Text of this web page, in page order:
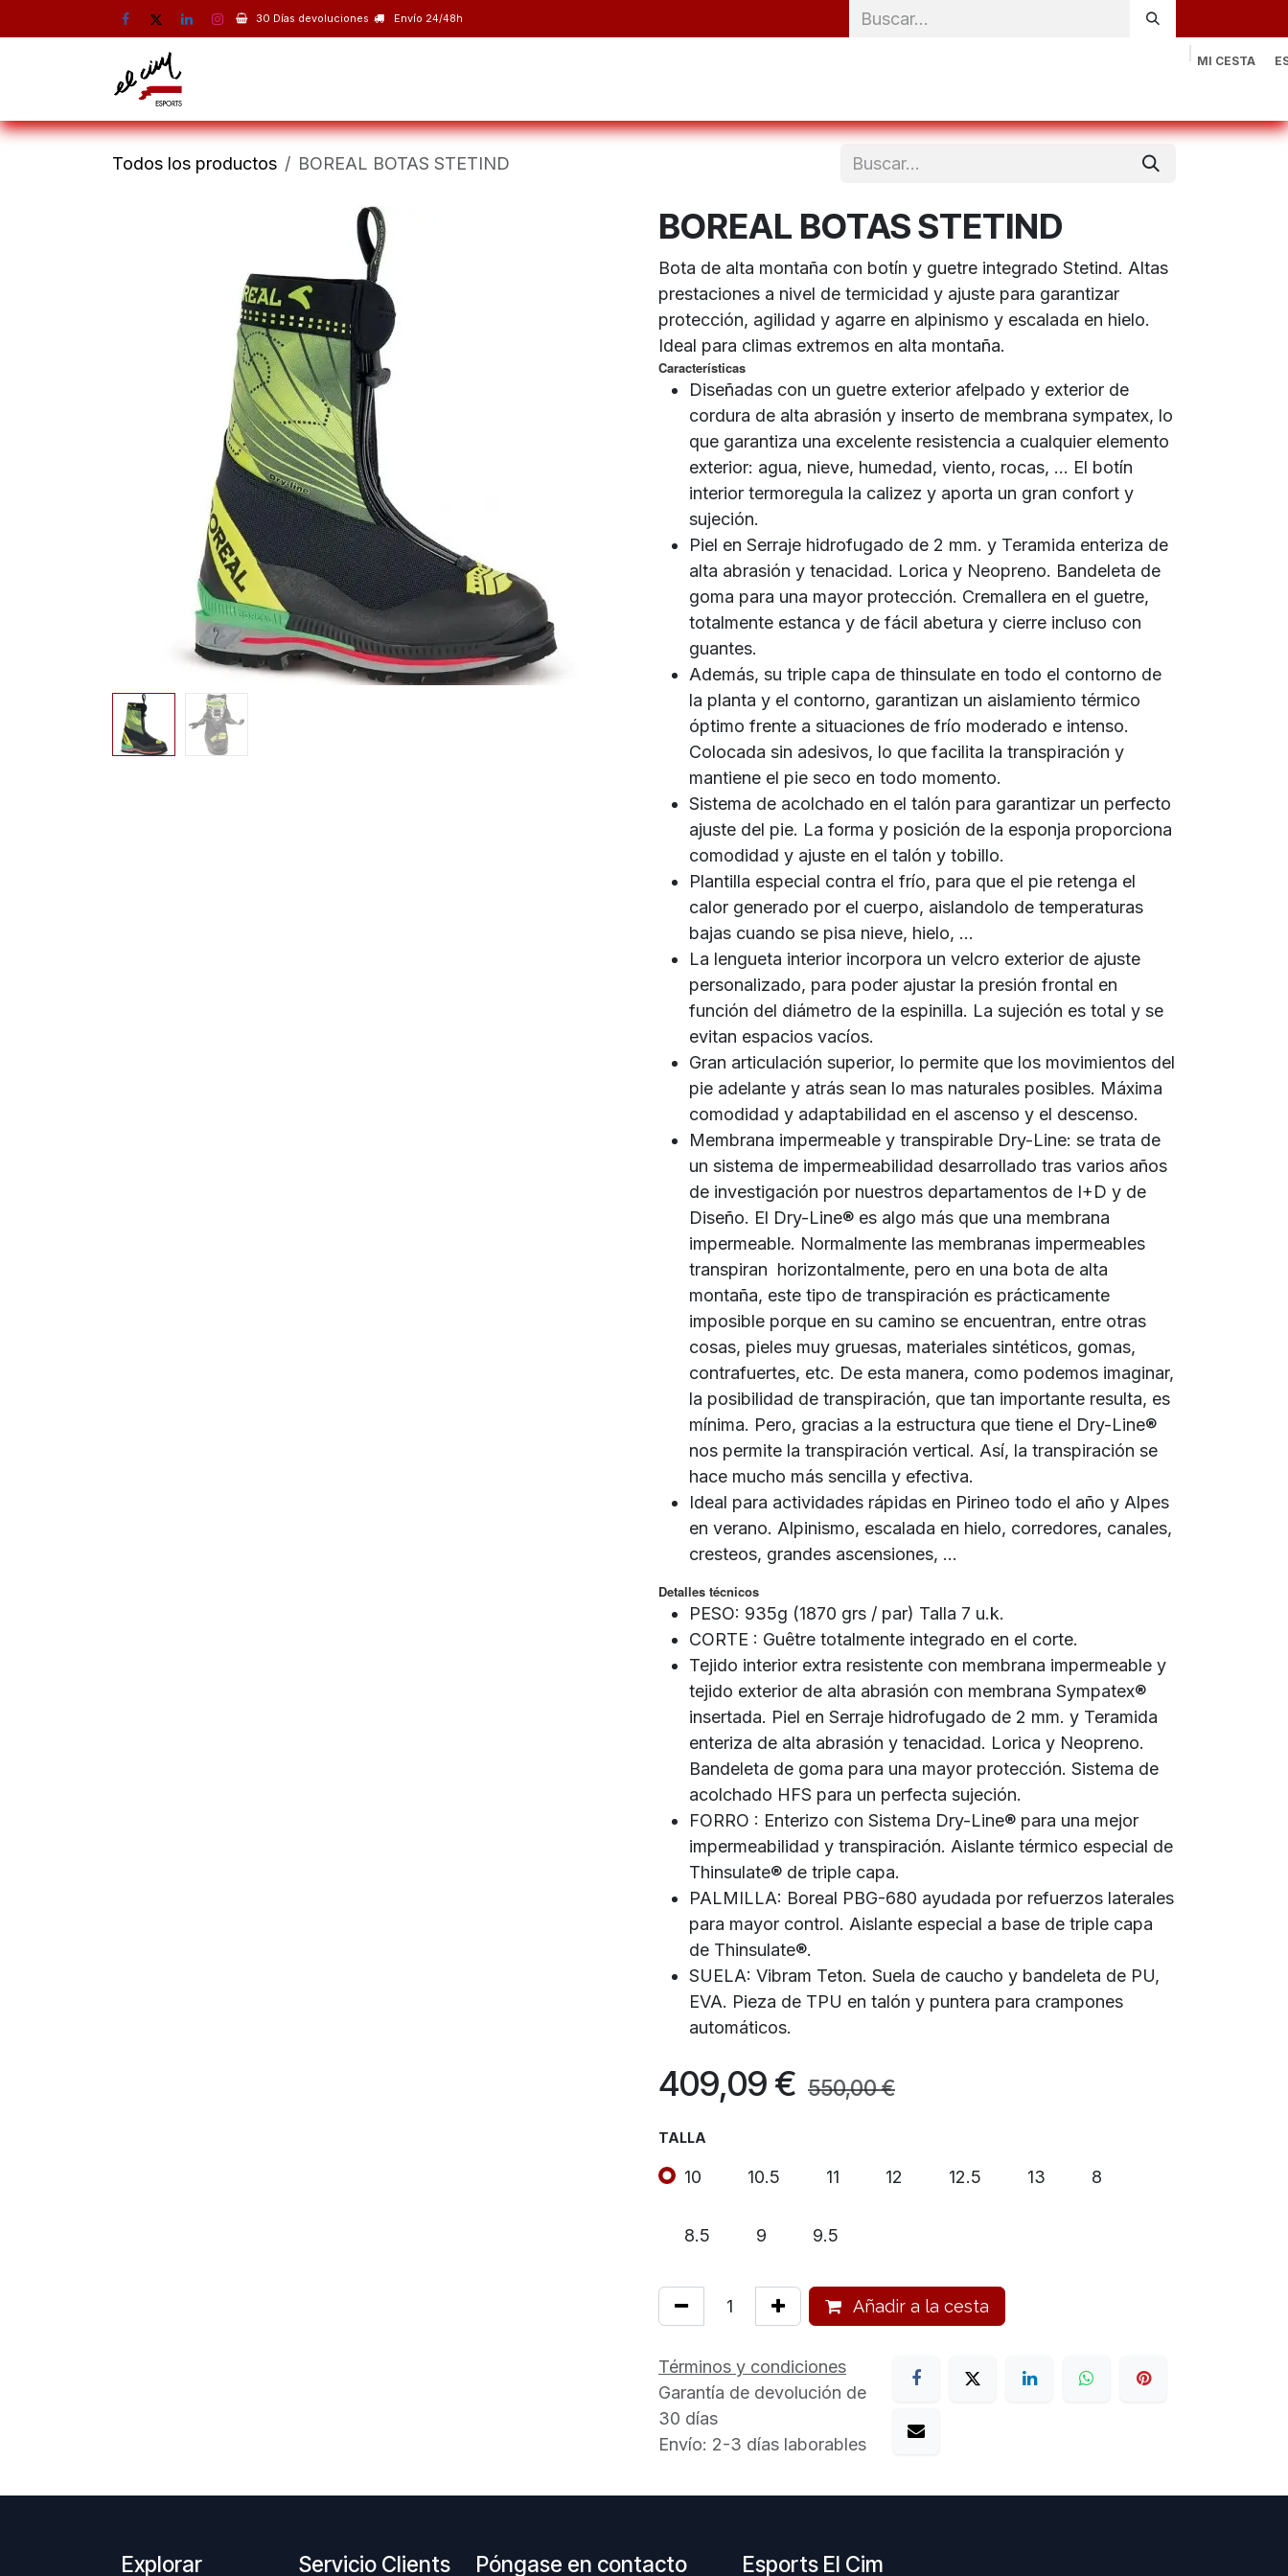
30 Días devoluciones Envío 24/48h
MI CESTA
Todos los productos BOREAL BOTAS STETIND
BOREAL BOTAS STETIND
Bota de alta montaña con botín y guetre integrado Stetind. Altas
prestaciones a nivel de termicidad y ajuste para garantizar
protección, agilidad y agarre en alpinismo y escalada en hielo.
Ideal para climas extremos en alta montaña.
Características
Diseñadas con un guetre exterior afelpado y exterior de
cordura de alta abrasión y inserto de membrana sympatex, lo
que garantiza una excelente resistencia a cualquier elemento
exterior: agua, nieve, humedad, viento, rocas, ... El botín
interior termoregula la calizez y aporta un gran confort y
sujeción.
Piel en Serraje hidrofugado de 2 mm. y Teramida enteriza de
alta abrasión y tenacidad. Lorica y Neopreno. Bandeleta de
goma para una mayor protección. Cremallera en el guetre,
totalmente estanca y de fácil abetura y cierre incluso con
guantes.
Además, su triple capa de thinsulate en todo el contorno de
la planta y el contorno, garantizan un aislamiento térmico
óptimo frente a situaciones de frío moderado e intenso.
Colocada sin adesivos, lo que facilita la transpiración y
mantiene el pie seco en todo momento.
Sistema de acolchado en el talón para garantizar un perfecto
ajuste del pie. La forma y posición de la esponja proporciona
comodidad y ajuste en el talón y tobillo.
Plantilla especial contra el frío, para que el pie retenga el
calor generado por el cuerpo, aislandolo de temperaturas
bajas cuando se pisa nieve, hielo, ...
La lengueta interior incorpora un velcro exterior de ajuste
personalizado, para poder ajustar la presión frontal en
función del diámetro de la espinilla. La sujeción es total y se
evitan espacios vacíos.
Gran articulación superior, lo permite que los movimientos del
pie adelante y atrás sean lo mas naturales posibles. Máxima
comodidad y adaptabilidad en el ascenso y el descenso.
Membrana impermeable y transpirable Dry-Line: se trata de
un sistema de impermeabilidad desarrollado tras varios años
de investigación por nuestros departamentos de I+D y de
Diseño. El Dry-Line® es algo más que una membrana
impermeable. Normalmente las membranas impermeables
transpiran horizontalmente, pero en una bota de alta
montaña, este tipo de transpiración es prácticamente
imposible porque en su camino se encuentran, entre otras
cosas, pieles muy gruesas, materiales sintéticos, gomas,
contrafuertes, etc. De esta manera, como podemos imaginar,
la posibilidad de transpiración, que tan importante resulta, es
mínima. Pero, gracias a la estructura que tiene el Dry-Line®
nos permite la transpiración vertical. Así, la transpiración se
hace mucho más sencilla y efectiva.
Ideal para actividades rápidas en Pirineo todo el año y Alpes
en verano. Alpinismo, escalada en hielo, corredores, canales,
cresteos, grandes ascensiones, ...
Detalles técnicos
PESO: 935g (1870 grs / par) Talla 7 u.k.
CORTE : Guêtre totalmente integrado en el corte.
Tejido interior extra resistente con membrana impermeable y
tejido exterior de alta abrasión con membrana Sympatex®
insertada. Piel en Serraje hidrofugado de 2 mm. y Teramida
enteriza de alta abrasión y tenacidad. Lorica y Neopreno.
Bandeleta de goma para una mayor protección. Sistema de
acolchado HFS para un perfecta sujeción.
FORRO : Enterizo con Sistema Dry-Line® para una mejor
impermeabilidad y transpiración. Aislante térmico especial de
Thinsulate® de triple capa.
PALMILLA: Boreal PBG-680 ayudada por refuerzos laterales
para mayor control. Aislante especial a base de triple capa
de Thinsulate®.
SUELA: Vibram Teton. Suela de caucho y bandeleta de PU,
EVA. Pieza de TPU en talón y puntera para crampones
automáticos.
409,09 € 550,00€
TALLA
10 10.5 11 12 12.5 13 8
8.5 9 9.5
Añadir a la cesta
Términos y condiciones
Garantía de devolución de
30 días
Envío: 2-3 días laborables
Explorar Servicio Clients Esports El Cim
Póngase en contacto